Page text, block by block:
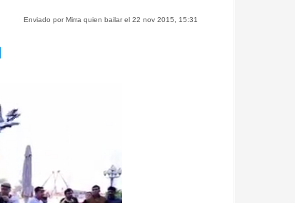
Enviado por Mirra quien bailar el 22 nov 2015, 15:31